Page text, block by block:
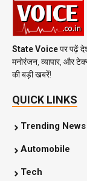
State Voiceपर पढ़ें
मनोरंजन, व्यापार, और
की बड़ी खबरें!
QUICK LINKS
Trending News
Automobile
Tech